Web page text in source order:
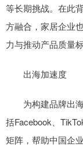
等长期挑战。在此
方融合，家居企业
力与推动产品质量
出海加速度
为构建品牌出海
括Facebook、
矩阵，帮助中国企